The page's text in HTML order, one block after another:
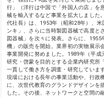
行」（洋行は中国で「外国人の店」を
械を輸入するなど事業を拡大しました
代社長）は、1953年（昭和28年）、
ンキ」、さらに当時製図器械で高度と
図器械」を次々に発表。さらに、
機」の販売を開始。業界初の実物展示
事業開発に努めました。1989年（平成
研究・啓蒙を目的とする企業内研究所
一貫して働き方を調査・研究していま
現場における長年の事業活動や、行政
に、次世代教育のグランドデザインを
した。その後、ネットワークと空間の